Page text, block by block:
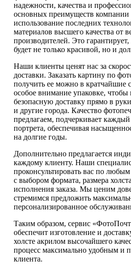
надежности, качества и
основных преимуществ компании
использование последних
материалов высшего качества от
производителей. Это
будет не только красивой, но и
Наши клиенты ценят нас за
доставки. Заказать картину по
получить ее можно в кратчайшие
особое внимание упаковке, чтобы
безопасную доставку прямо в
и другие города. Качество
предлагаем, подчеркивает
портрета, обеспечивая
на долгие годы.
Дополнительно предлагается
каждому клиенту. Наши
проконсультировать вас по
с выбором формата, размера
исполнения заказа. Мы ценим
стремимся предложить
персонализированное
Таким образом, сервис
обеспечит изготовление и
холсте акрилом высочайшего
процесс максимально удобным и
клиента.